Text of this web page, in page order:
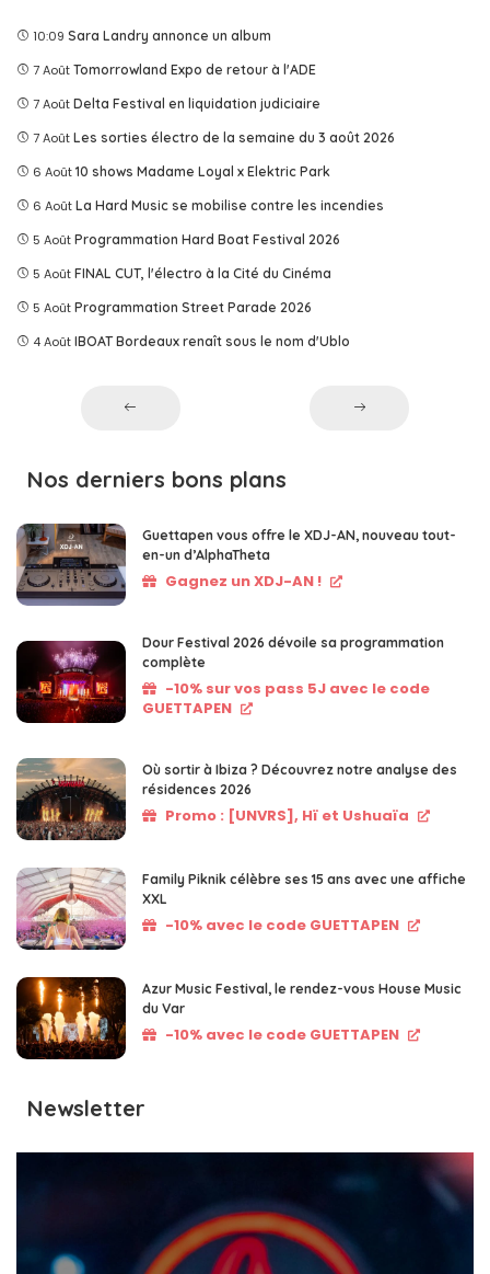
10:09 Sara Landry annonce un album
7 Août Tomorrowland Expo de retour à l'ADE
7 Août Delta Festival en liquidation judiciaire
7 Août Les sorties électro de la semaine du 3 août 2026
6 Août 10 shows Madame Loyal x Elektric Park
6 Août La Hard Music se mobilise contre les incendies
5 Août Programmation Hard Boat Festival 2026
5 Août FINAL CUT, l'électro à la Cité du Cinéma
5 Août Programmation Street Parade 2026
4 Août IBOAT Bordeaux renaît sous le nom d'Ublo
Nos derniers bons plans
Guettapen vous offre le XDJ-AN, nouveau tout-
en-un d’AlphaTheta
Gagnez un XDJ-AN !
Dour Festival 2026 dévoile sa programmation
complète
-10% sur vos pass 5J avec le code
GUETTAPEN
Où sortir à Ibiza ? Découvrez notre analyse des
résidences 2026
Promo : [UNVRS], Hï et Ushuaïa
Family Piknik célèbre ses 15 ans avec une affiche
XXL
-10% avec le code GUETTAPEN
Azur Music Festival, le rendez-vous House Music
du Var
-10% avec le code GUETTAPEN
Newsletter